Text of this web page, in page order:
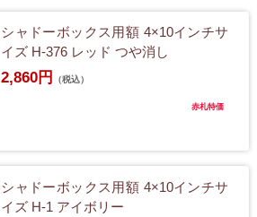
シャドーボックス用額 4×10インチサ
イズ H-376 レッド つや消し
2,860円 （税込）
赤札特価
シャドーボックス用額 4×10インチサ
イズ H-1 アイボリー